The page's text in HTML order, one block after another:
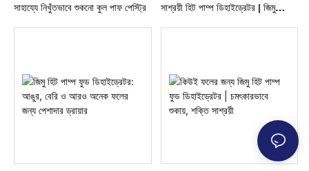
সাহায্যে নিখুঁতভাবে শুকনো কুল পাফ পেস্ট্রি
সাশ্রয়ী হিট পাম্প ডিহাইড্রেটর | জিমু